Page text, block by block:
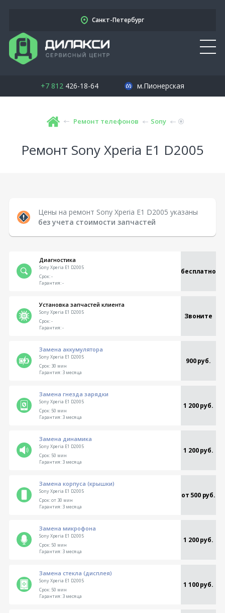
Санкт-Петербург
+7 812426-18-64 м.Пионерская
Ремонт телефонов Sony
Ремонт Sony Xperia E1 D2005
Цены на ремонт Sony Xperia E1 D2005 указаны
без учета стоимости запчастей
Диагностика
Sony Xperia E1 D2005 бесплатно
Срок:-
Гарантия:-
Установка запчастей клиента
Sony Xperia E1 D2005 Звоните
Срок:-
Гарантия:-
Замена аккумулятора
Sony Xperia E1 D2005 900 руб.
Срок:30 мин
Гарантия:3 месяца
Замена гнезда зарядки
Sony Xperia E1 D2005 1 200 руб.
Срок:50 мин
Гарантия:3 месяца
Замена динамика
Sony Xperia E1 D2005 1 200 руб.
Срок:50 мин
Гарантия:3 месяца
Замена корпуса (крышки)
Sony Xperia E1 D2005 от 500 руб.
Срок:от 30 мин
Гарантия:3 месяца
Замена микрофона
Sony Xperia E1 D2005 1 200 руб.
Срок:50 мин
Гарантия:3 месяца
Замена стекла (дисплея)
Sony Xperia E1 D2005 1 100 руб.
Срок:50 мин
Гарантия:3 месяца